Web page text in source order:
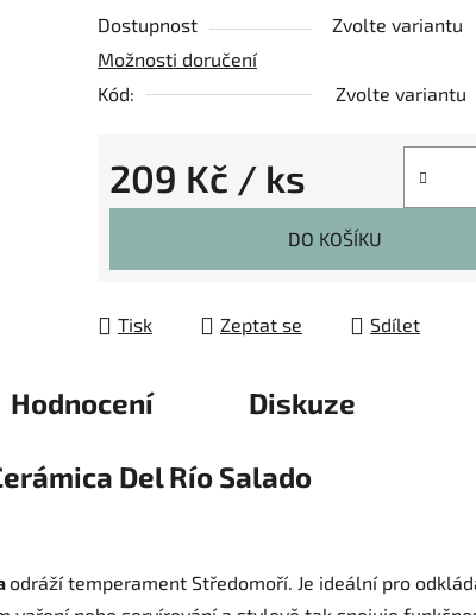
Dostupnost
Zvolte variantu
Možnosti doručení
Kód:
Zvolte variantu
209 Kč / ks
Měrná cena:
DO KOŠÍKU
Tisk Zeptat se Sdílet
Hodnocení Diskuze
Del Río Salado
odráží temperament Středomoří. Je ideální pro